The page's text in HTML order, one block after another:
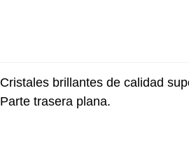
Cristales brillantes de calidad
Parte trasera plana.